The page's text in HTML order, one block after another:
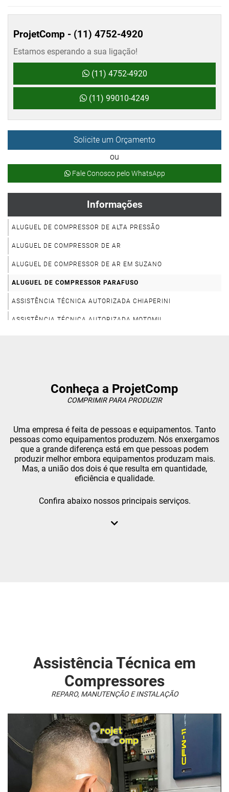
ProjetComp - (11) 4752-4920
Estamos esperando a sua ligação!
(11) 4752-4920
(11) 99010-4249
Solicite um Orçamento
ou
Fale Conosco pelo WhatsApp
Informações
ALUGUEL DE COMPRESSOR DE ALTA PRESSÃO
ALUGUEL DE COMPRESSOR DE AR
ALUGUEL DE COMPRESSOR DE AR EM SUZANO
ALUGUEL DE COMPRESSOR PARAFUSO
ASSISTÊNCIA TÉCNICA AUTORIZADA CHIAPERINI
ASSISTÊNCIA TÉCNICA AUTORIZADA MOTOMIL
ASSISTÊNCIA TÉCNICA DE COMPRESSOR CHICAGO PNEUMATIC
ASSISTÊNCIA TÉCNICA DE COMPRESSOR EM SUZANO
ASSISTÊNCIA TÉCNICA DE COMPRESSOR ODONTOLÓGICO
ASSISTÊNCIA TÉCNICA DE COMPRESSOR PARAFUSO
ASSISTÊNCIA TÉCNICA DE COMPRESSORES EM SP
ASSISTÊNCIA TÉCNICA PARA COMPRESSOR SCHULZ
COMPRESSOR DE AR 30 PÉS
COMPRESSOR DE AR INDUSTRIAL
COMPRESSOR DE AR PROFISSIONAL
COMPRESSOR LYNUS
COMPRESSOR METALPLAN
COMPRESSOR MOTOMIL
Conheça a ProjetComp
COMPRIMIR PARA PRODUZIR
Uma empresa é feita de pessoas e equipamentos. Tanto
pessoas como equipamentos produzem. Nós enxergamos
que a grande diferença está em que pessoas podem
produzir melhor embora equipamentos produzam mais.
Mas, a união dos dois é que resulta em quantidade,
eficiência e qualidade.
Confira abaixo nossos principais serviços.
Assistência Técnica em
Compressores
REPARO, MANUTENÇÃO E INSTALAÇÃO